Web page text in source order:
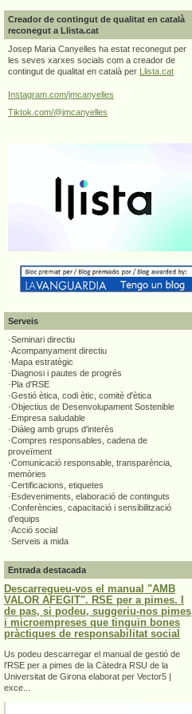
Creador de contingut de qualitat en català
reconegut a Llista.cat
Josep Maria Canyelles ha estat reconegut per
les seves xarxes socials com a creador de
contingut de qualitat en català per
Llista.cat
Instagram.com/jmcanyelles
Tiktok.com/@jmcanyelles
Serveis
·Seminari directiu
·Acompanyament directiu
·Mapa estratègic
·Diagnosi i pautes de progrés
·Pla d'RSE
·Gestió ètica, codi ètic, comitè d'ètica
·Objectius de Desenvolupament Sostenible
·Empresa saludable
·Diàleg amb grups d'interès
·Compres responsables, cadena de
proveïment
·Comunicació responsable, transparència,
memòries
·Certificacions, etiquetes
·Esdeveniments, elaboració de continguts
·Conferències, capacitació i sensibilització
d'equips
·Acció social
·Serveis a mida
Entrada destacada
Descarregueu-vos el manual "AMB
VALOR AFEGIT". RSE per a pimes. I
de pas, si podeu, suggeriu-nos pimes
i microempreses que tinguin bones
pràctiques de responsabilitat social
Us podeu descarregar el manual de gestió de
l'RSE per a pimes de la Càtedra RSU de la
Universitat de Girona elaborat per Vector5 |
exce...